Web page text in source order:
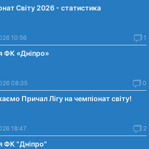
Світу 2026 - статистика
10:56 1
ФК «Дніпро»
08:35 0
Причал Лігу на чемпіонат світу!
18:47 2
ФК "Дніпро"